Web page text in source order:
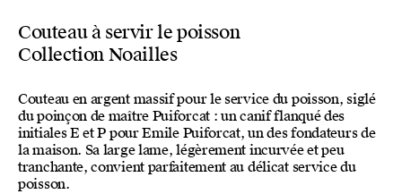
Couteau à servir le poisson
Collection Noailles
Couteau en argent massif pour le service du poisson, siglé
du poinçon de maître Puiforcat : un canif flanqué des
initiales E et P pour Emile Puiforcat, un des fondateurs de
la maison. Sa large lame, légèrement incurvée et peu
tranchante, convient parfaitement au délicat service du
poisson.